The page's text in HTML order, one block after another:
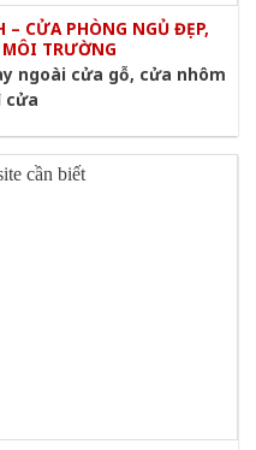
– CỬA PHÒNG NGỦ ĐẸP,
TRƯỜNG
ngoài cửa gỗ, cửa nhôm
cửa